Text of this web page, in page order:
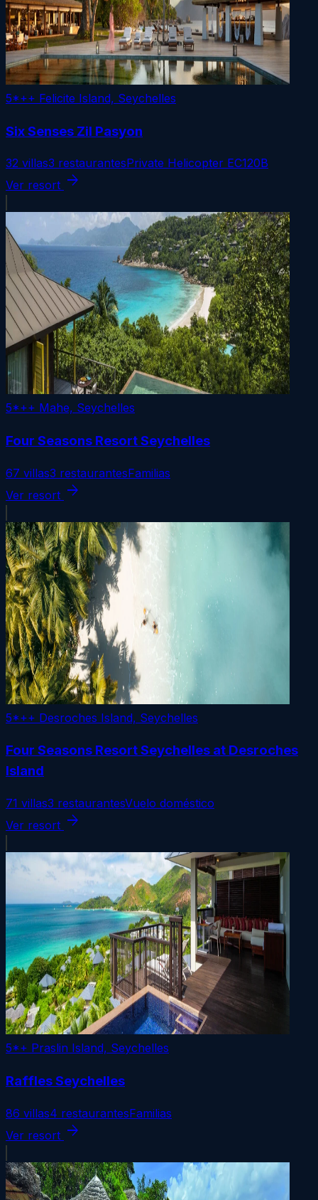
5*++ Felicite Island, Seychelles
Six Senses Zil Pasyon
32 villas3 restaurantesPrivate Helicopter EC120B
Ver resort arrow_forward
5*++ Mahe, Seychelles
Four Seasons Resort Seychelles
67 villas3 restaurantesFamilias
Ver resort arrow_forward
5*++ Desroches Island, Seychelles
Four Seasons Resort Seychelles at Desroches
Island
71 villas3 restaurantesVuelo doméstico
Ver resort arrow_forward
5*+ Praslin Island, Seychelles
Raffles Seychelles
86 villas4 restaurantesFamilias
Ver resort arrow_forward